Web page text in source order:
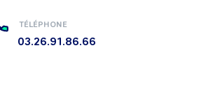
TÉLÉPHONE
03.26.91.86.66